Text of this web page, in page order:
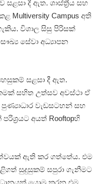
සළසා දී ඇත. ශාස්ත්‍රීය සහ
Campus අති
විශාල සිසු පිරිසක්
සේවා අධ්‍යාපන
සළසා දී ඇත.
සහිත උත්සව අවස්ථා ඒ
වැඩසටහන් සහ
අයත් Rooftopහි
ඇති කර ගත්තේය. එම
සුදුසුකම් සපුරා ගැනීමට
යොමු කරන එම